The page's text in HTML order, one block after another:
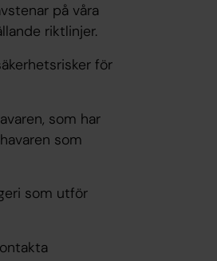
på våra
riktlinjer.
för
som har
som
som utför